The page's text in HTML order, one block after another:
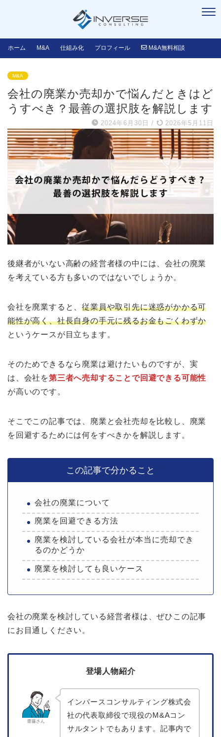
ホーム M&A 仕組み化 プロフィール M&A無料相談
M&A
会社の廃業か売却かで悩んだときはど
うすべき？最善の選択肢を解説します
2024年6月30日 / 2026年5月11日
後継者がいない高齢の経営者様の中には、会社の廃業
を考えている方も多いのではないでしょうか。
会社を廃業すると、従業員や取引先に迷惑がかかる可
能性が高く、社長自身の手元に残るお金もごくわずか
というケースが目立ちます。
そのためできるなら廃業は避けたいものですが、実
は、会社を第三者へ売却することで回避できる可能性
が高いのです。
そこでこの記事では、廃業と会社売却を比較し、廃業
を回避するためには何をすべきかを解説します。
この記事で分かること
会社の廃業について
廃業を回避できる方法
廃業を検討している会社が本当に売却でき
るのかどうか
廃業を検討しても良いケース
会社の廃業を検討している経営者様は、ぜひこの記事
にお目通しください。
登場人物紹介
齋藤さん
インバースコンサルティング株式会
社の代表取締役で現役のM&Aコン
サルタントでもあります。記事内で